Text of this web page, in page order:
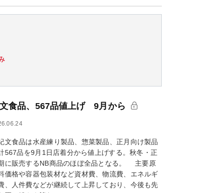
食品、567品値上げ 9月から
文食品は水産練り製品、惣菜製品、正月向け製品
567品を9月1日店着分から値上げする。秋冬・正
に販売するNB商品のほぼ全品となる。 主要原
価格や容器包装材など資材費、物流費、エネルギ
、人件費などが継続して上昇しており、今後も先